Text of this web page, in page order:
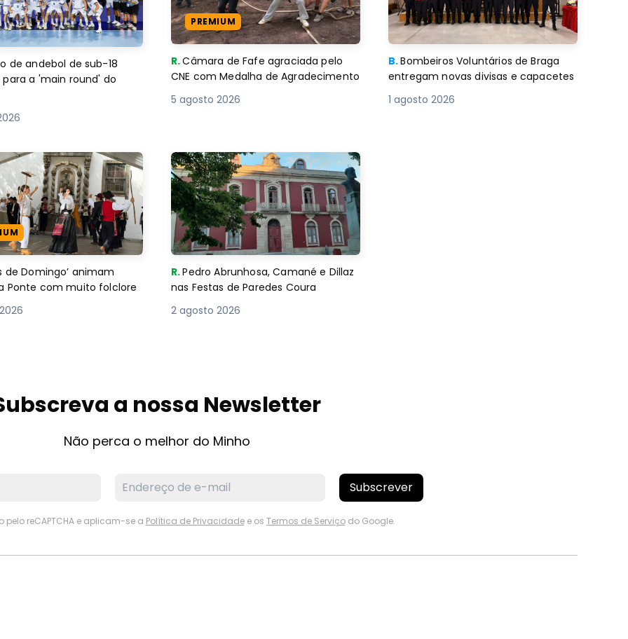
de andebol de sub-18
a 'main round' do
PREMIUM
R.Câmara de Fafe agraciada pelo
CNE com Medalha de Agradecimento
5 agosto 2026
B.Bombeiros Voluntários de Braga
entregam novas divisas e capacetes
1 agosto 2026
de Domingo’ animam
Ponte com muito folclore
R.Pedro Abrunhosa, Camané e Dillaz
nas Festas de Paredes Coura
2 agosto 2026
a nossa Newsletter
Não perca o melhor do Minho
Subscrever
pelo reCAPTCHA e aplicam-se a Política de Privacidadee os Termos de Serviçodo Google.